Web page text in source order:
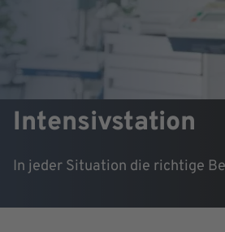
Intensivstation
In jeder Situation die richtige